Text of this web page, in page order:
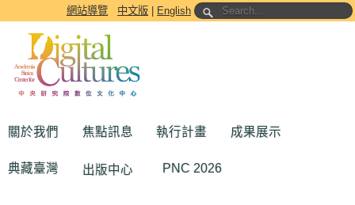
跳到主要內容區塊網站導覽 中文版 English
關於我們 焦點訊息 執行計畫 成果展示
典藏臺灣 出版中心 PNC 2026